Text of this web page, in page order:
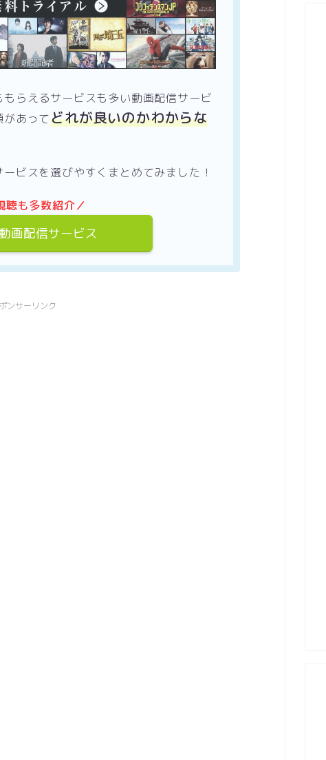
らえるサービスも多い動画配信サービ
があってどれが良いのかわからな
ビスを選びやすくまとめてみました！
聴も多数紹介／
画配信サービス
ンサーリンク